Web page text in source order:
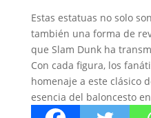
Estas estatuas no solo
también una forma de
que Slam Dunk ha
Con cada figura, los
homenaje a este clásico
esencia del baloncesto